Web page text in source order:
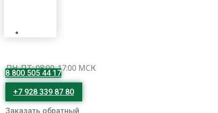
ПН-ПТ: 08:00-17:00 МСК
8 800 505 44 17
+7 928 339 87 80
Заказать обратный